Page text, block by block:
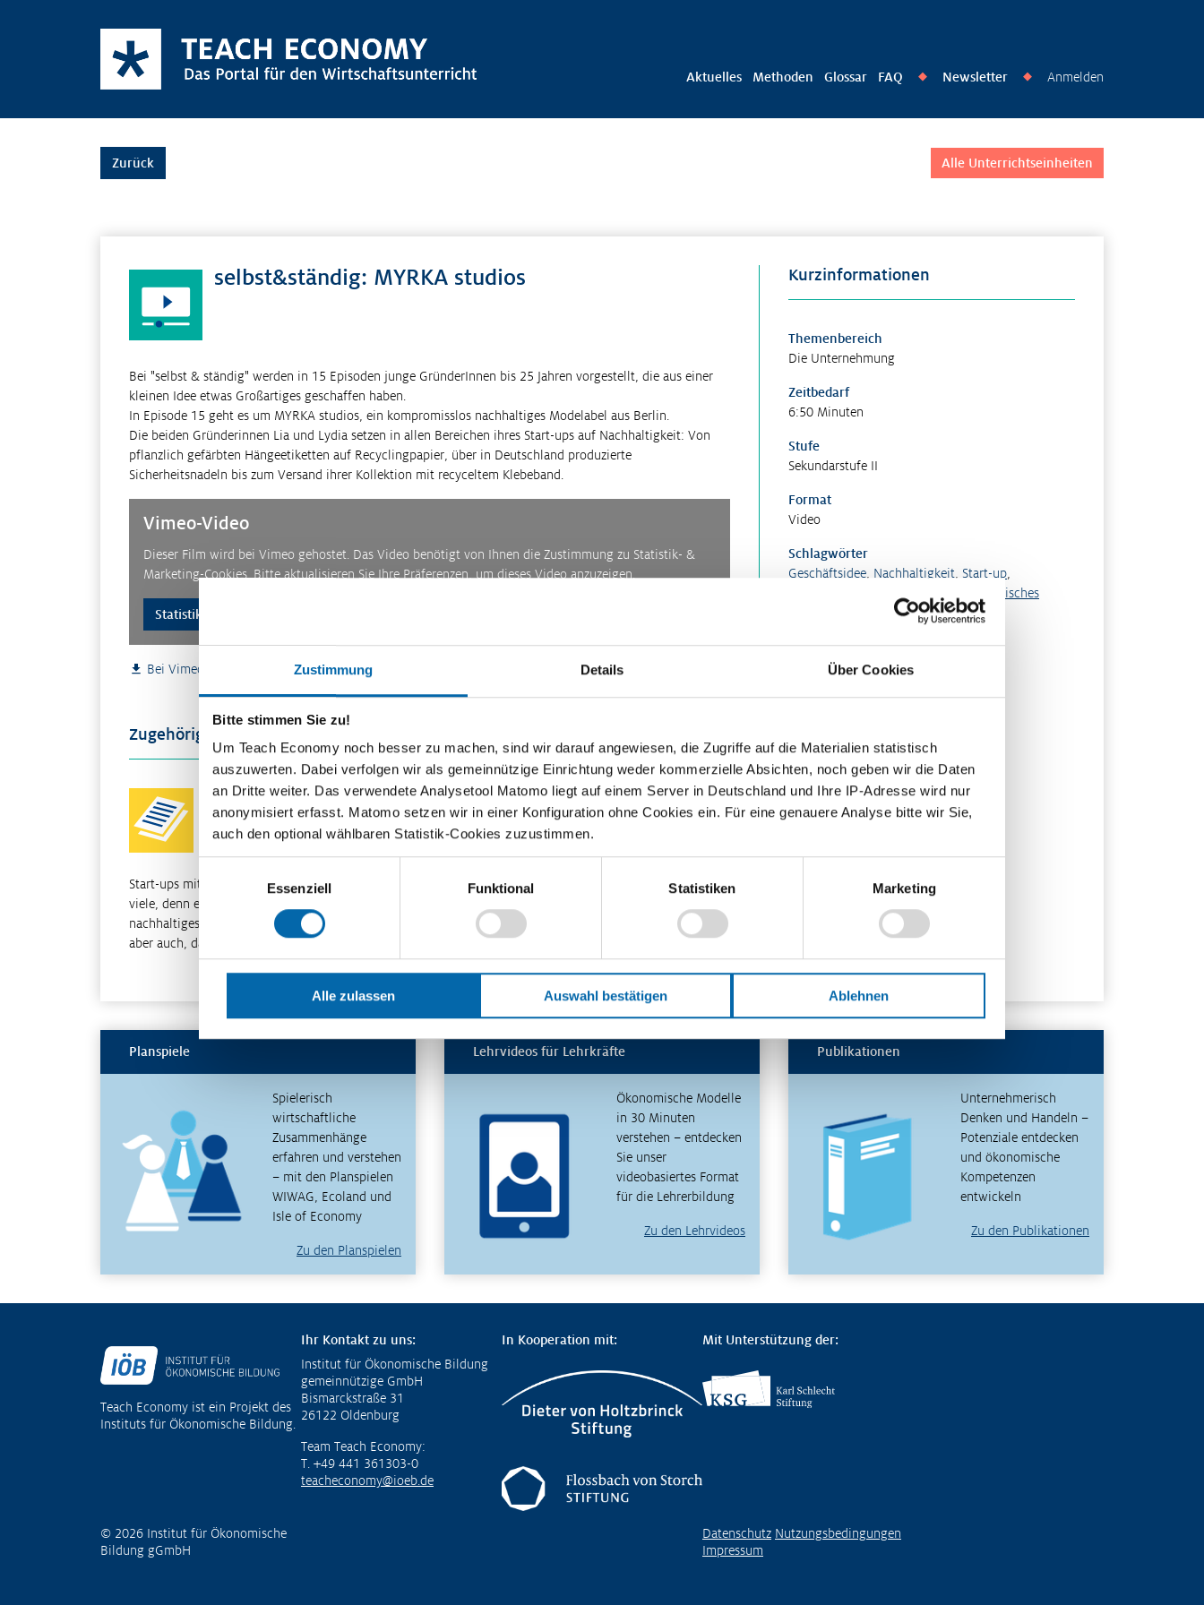
Zustimmung Details Über Cookies
Bitte stimmen Sie zu!
Um Teach Economy noch besser zu machen, sind wir darauf angewiesen, die Zugriffe auf die Materialien statistisch
auszuwerten. Dabei verfolgen wir als gemeinnützige Einrichtung weder kommerzielle Absichten, noch geben wir die Daten
an Dritte weiter. Das verwendete Analysetool Matomo liegt auf einem Server in Deutschland und Ihre IP-Adresse wird nur
anonymisiert erfasst. Matomo setzen wir in einer Konfiguration ohne Cookies ein. Für eine genauere Analyse bitte wir Sie,
auch den optional wählbaren Statistik-Cookies zuzustimmen.
Essenziell
Funktional Statistiken Marketing
Ablehnen
Auswahl bestätigen
Alle zulassen
Aktuelles Methoden Glossar FAQ ◆ Newsletter ◆ Anmelden
Zurück Alle Unterrichtseinheiten
selbst&ständig: MYRKA studios
Bei "selbst & ständig" werden in 15 Episoden junge GründerInnen bis 25 Jahren vorgestellt, die aus einer
kleinen Idee etwas Großartiges geschaffen haben.
In Episode 15 geht es um MYRKA studios, ein kompromisslos nachhaltiges Modelabel aus Berlin.
Die beiden Gründerinnen Lia und Lydia setzen in allen Bereichen ihres Start-ups auf Nachhaltigkeit: Von
pflanzlich gefärbten Hängeetiketten auf Recyclingpapier, über in Deutschland produzierte
Sicherheitsnadeln bis zum Versand ihrer Kollektion mit recyceltem Klebeband.
Vimeo-Video
Dieser Film wird bei Vimeo gehostet. Das Video benötigt von Ihnen die Zustimmung zu Statistik- &
Marketing-Cookies. Bitte aktualisieren Sie Ihre Präferenzen, um dieses Video anzuzeigen.
Statistik- & Marketing-Cookies akzeptieren
Bei Vimeo ansehen Feedback
Zugehöriges Material
Start-Up – nachhaltig am Markt
erfolgreich? Chancen und
Scheitern einer (nachhaltigen)
Unternehmensgründung
Start-ups mit nachhaltigen Geschäftsideen gibt es
viele, denn es gibt auch viele gute Gründe für ein
nachhaltiges Geschäftsmodell. Zur Wahrheit gehört
aber auch, dass nicht jede Gründung erfolgreich …
Weiterlesen
Kurzinformationen
Themenbereich
Die Unternehmung
Zeitbedarf
6:50 Minuten
Stufe
Sekundarstufe II
Format
Video
Schlagwörter
Geschäftsidee Nachhaltigkeit Start-up
Unternehmerisches
Erscheinungsjahr
Planspiele
Spielerisch
wirtschaftliche
Zusammenhänge
erfahren und verstehen
– mit den Planspielen
WIWAG, Ecoland und
Isle of Economy
Zu den Planspielen
Lehrvideos für Lehrkräfte
Ökonomische Modelle
in 30 Minuten
verstehen – entdecken
Sie unser
videobasiertes Format
für die Lehrerbildung
Zu den Lehrvideos
Publikationen
Unternehmerisch
Denken und Handeln –
Potenziale entdecken
und ökonomische
Kompetenzen
entwickeln
Zu den Publikationen
Fußzeile
Teach Economy ist ein Projekt des
Instituts für Ökonomische Bildung.
Ihr Kontakt zu uns:
Institut für Ökonomische Bildung
gemeinnützige GmbH
Bismarckstraße 31
26122 Oldenburg
Team Teach Economy:
T. +49 441 361303-0
teacheconomy@ioeb.de
In Kooperation mit: Mit Unterstützung der:
© 2026 Institut für Ökonomische
Bildung gGmbH
Datenschutz Nutzungsbedingungen
Impressum